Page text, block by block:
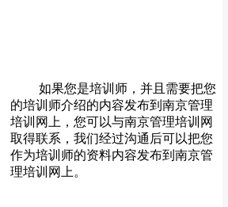
如果您是培训师，并且需要把您
的培训师介绍的内容发布到南京管理
培训网上，您可以与南京管理培训网
取得联系，我们经过沟通后可以把您
作为培训师的资料内容发布到南京管
理培训网上。